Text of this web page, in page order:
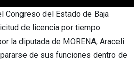
Congreso del Estado de Baja
de licencia por tiempo
la diputada de MORENA, Araceli
de sus funciones dentro de